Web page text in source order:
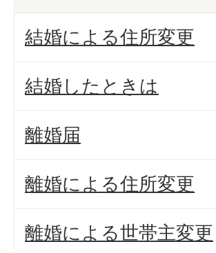
結婚による住所変更
結婚したときは
離婚届
離婚による住所変更
離婚による世帯主変更